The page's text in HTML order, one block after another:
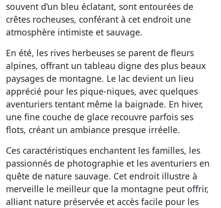
souvent d’un bleu éclatant, sont entourées de
crêtes rocheuses, conférant à cet endroit une
atmosphère intimiste et sauvage.
En été, les rives herbeuses se parent de fleurs
alpines, offrant un tableau digne des plus beaux
paysages de montagne. Le lac devient un lieu
apprécié pour les pique-niques, avec quelques
aventuriers tentant même la baignade. En hiver,
une fine couche de glace recouvre parfois ses
flots, créant un ambiance presque irréelle.
Ces caractéristiques enchantent les familles, les
passionnés de photographie et les aventuriers en
quête de nature sauvage. Cet endroit illustre à
merveille le meilleur que la montagne peut offrir,
alliant nature préservée et accès facile pour les